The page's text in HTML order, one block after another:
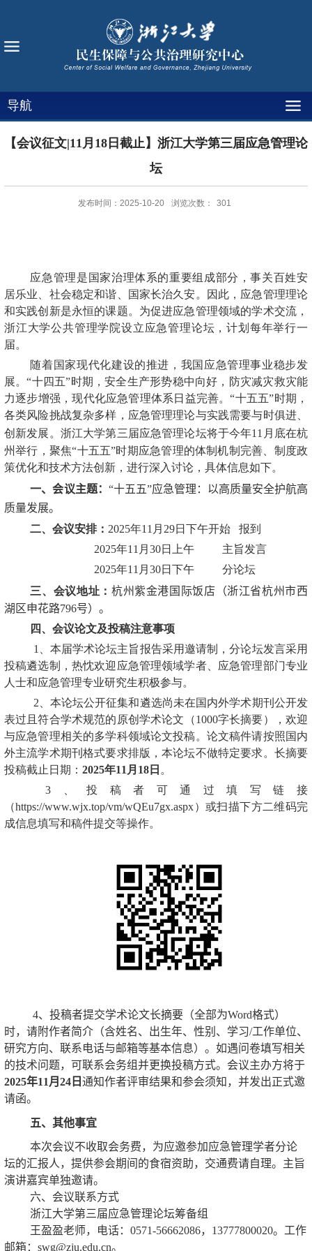
导航
【会议征文|11月18日截止】浙江大学第三届应急管理论
坛
发布时间：2025-10-20 浏览次数： 301
应急管理是国家治理体系的重要组成部分，事关百姓安
居乐业、社会稳定和谐、国家长治久安。因此，应急管理理论
和实践创新是永恒的课题。为促进应急管理领域的学术交流，
浙江大学公共管理学院设立应急管理论坛，计划每年举行一
届。
随着国家现代化建设的推进，我国应急管理事业稳步发
展。“十四五”时期，安全生产形势稳中向好，防灾减灾救灾能
力逐步增强，现代化应急管理体系日益完善。“十五五”时期，
各类风险挑战复杂多样，应急管理理论与实践需要与时俱进、
创新发展。浙江大学第三届应急管理论坛将于今年11 月底在杭
州举行，聚焦“十五五”时期应急管理的体制机制完善、制度政
策优化和技术方法创新，进行深入讨论，具体信息如下。
一、会议主题： “十五五”应急管理：以高质量安全护航高
质量发展。
二、会议安排： 2025年11 月 29日下午开始 报到
2025年11 月30日上午 主旨发言
2025年11 月30日下午 分论坛
三、会议地址： 杭州紫金港国际饭店（浙江省杭州市西
湖区申花路796号）。
四、会议论文及投稿注意事项
1
、本届学术论坛主旨报告采用邀请制，分论坛发言采用
投稿遴选制，热忱欢迎应急管理领域学者、应急管理部门专业
人士和应急管理专业研究生积极参与。
2 、本论坛公开征集和遴选尚未在国内外学术期刊公开发
表过且符合学术规范的原创学术论文（1000字长摘要），欢迎
与应急管理相关的多学科领域论文投稿。论文稿件请按照国内
外主流学术期刊格式要求排版，本论坛不做特定要求。长摘要
投稿截止日期： 2025年11 月 18 日 。
3、投稿者可通过填写链接
（https://www.wjx.top/vm/wQEu7gx.aspx）或扫描下方二维码完
成信息填写和稿件提交等操作。
4、投稿者提交学术论文长摘要（全部为Word格式）
时，请附作者简介（含姓名、出生年、性别、学习/工作单位、
研究方向、联系电话与邮箱等基本信息）。如遇问卷填写相关
的技术问题，可联系会务组并更换投稿方式。会议主办方将于
2025年11月24日 通知作者评审结果和参会须知，并发出正式邀
请函。
五、其他事宜
本次会议不收取会务费，为应邀参加应急管理学者分论
坛的汇报人，提供参会期间的食宿资助，交通费请自理。主旨
演讲嘉宾单独邀请。
六、会议联系方式
浙江大学第三届应急管理论坛筹备组
王盈盈老师，电话：0571-56662086，13777800020。工作
邮箱：swg@zju.edu.cn。